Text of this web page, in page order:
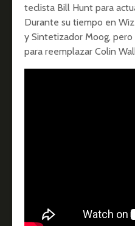
teclista Bill Hunt para
Durante su tiempo en
y Sintetizador Moog, pero
para reemplazar Colin